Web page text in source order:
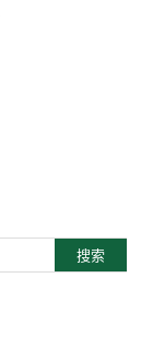
搜索